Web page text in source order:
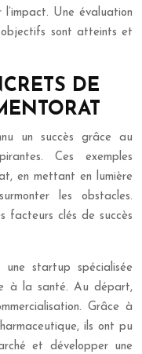
Une évaluation
objectifs sont atteints et
DE
un succès grâce au
Ces exemples
en mettant en lumière
les obstacles.
facteurs clés de succès
une startup spécialisée
à la santé. Au départ,
Grâce à
ils ont pu
et développer une